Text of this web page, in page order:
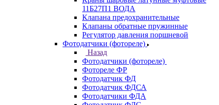
11Б27П1 ВОДА
Клапана предохранительные
Клапаны обратные пружинные
Регулятор давления поршневой
Фотодатчики (фотореле)
Назад
Фотодатчики (фотореле)
Фотореле ФР
Фотодатчик ФД
Фотодатчик ФДСА
Фотодатчики ФДА